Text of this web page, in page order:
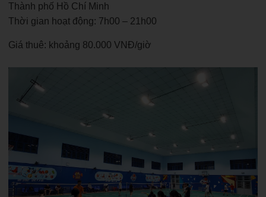
Thành phố Hồ Chí Minh
Thời gian hoạt động: 7h00 – 21h00
Giá thuê: khoảng 80.000 VNĐ/giờ